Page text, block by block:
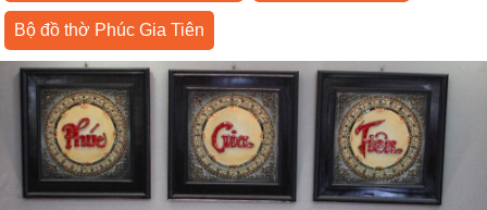
Bộ đồ thờ Phúc Gia Tiên